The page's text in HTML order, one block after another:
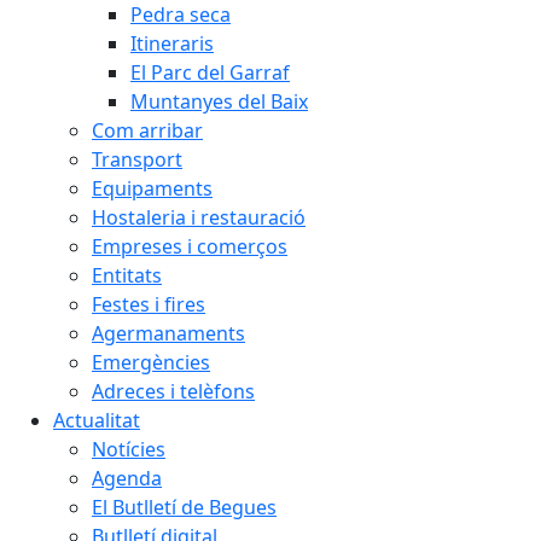
Pedra seca
Itineraris
El Parc del Garraf
Muntanyes del Baix
Com arribar
Transport
Equipaments
Hostaleria i restauració
Empreses i comerços
Entitats
Festes i fires
Agermanaments
Emergències
Adreces i telèfons
Actualitat
Notícies
Agenda
El Butlletí de Begues